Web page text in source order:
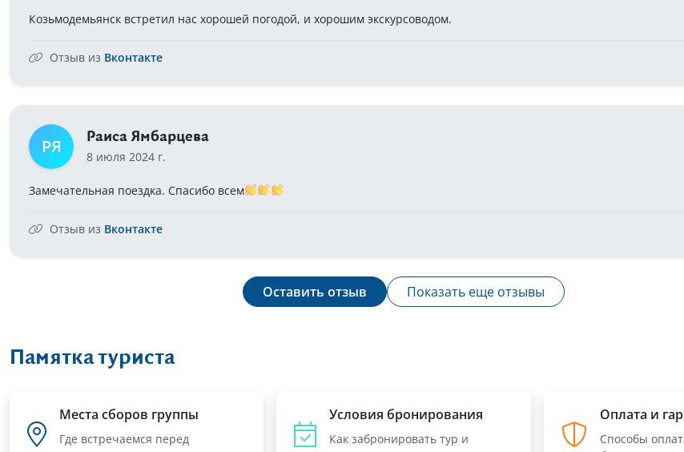
Козьмодемьянск встретил нас хорошей погодой, и хорошим экскурсоводом.
Отзыв из Вконтакте
РЯ Раиса Ямбарцева
8 июля 2024 г.
Замечательная поездка. Спасибо всем
Отзыв из Вконтакте
Оставить отзыв Показать еще отзывы
Памятка туриста
Места сборов группы
Где встречаемся перед
Условия бронирования
Как забронировать тур и
Оплата и
Способы